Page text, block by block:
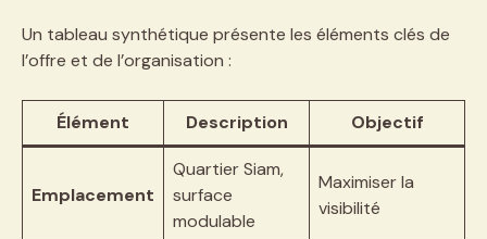
Un tableau synthétique présente les éléments clés de
l’offre et de l’organisation :
Élément Description Objectif
Emplacement
Quartier Siam,
surface
modulable
Maximiser la
visibilité